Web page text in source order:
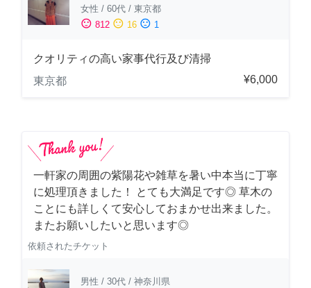
女性 / 60代 / 東京都
sentiment_satisfied 812 sentiment_neutral 16 sentiment_dissatisfied 1
クオリティの高い家事代行及び清掃
東京都
¥6,000
一軒家の周囲の紫陽花や雑草を暑い中本当に丁寧
に処理頂きました！ とても大満足です◎ 草木の
ことにも詳しくて安心しておまかせ出来ました。
またお願いしたいと思います◎
依頼されたチケット
男性 / 30代 / 神奈川県